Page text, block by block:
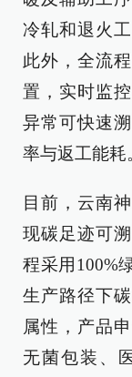
冷轧和退火
此外，全流
置，实时监
异常可快速
率与返工能耗
目前，云南
现碳足迹可
程采用100%
生产路径下
属性，产品
无菌包装、